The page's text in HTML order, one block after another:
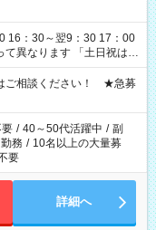
16：30～翌9：30 17：00
す 「土日祝は休
少し遅い時間から始めた
たします。 ※未経験
事を経験いただき、 お
が
。
ご相談ください！ ★急募
要 / 40～50代活躍中 / 副
務 / 10名以上の大量募
要
詳細へ